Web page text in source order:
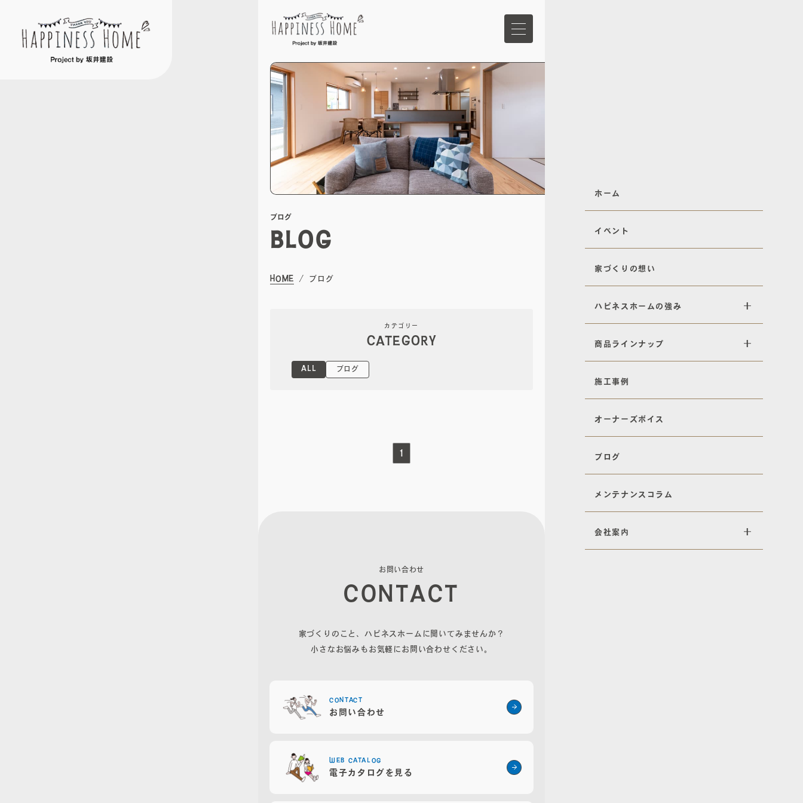
ホーム
イベント
家づくりの想い
ハピネスホームの強み
佐賀県佐賀市大和町東山田2311-1
ホーム
イベント
家づくりの想い
ハピネスホームの強み
商品ラインナップ
施工事例
オーナーズボイス
ブログ
メンテナンスコラム
会社案内
ブログ
BLOG
HOME ブログ
カテゴリー
CATEGORY
ALL ブログ
1
お 問い合わせ
CONTACT
家づくりのこと、ハピネスホームに聞いてみませんか？
小さなお悩みもお気軽にお問い合わせください。
CONTACT
お問い合わせ
WEB CATALOG
電子カタログを見る